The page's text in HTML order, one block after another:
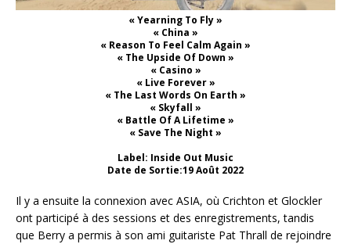
« Yearning To Fly »
« China »
« Reason To Feel Calm Again »
« The Upside Of Down »
« Casino »
« Live Forever »
« The Last Words On Earth »
« Skyfall »
« Battle Of A Lifetime »
« Save The Night »
Label: Inside Out Music
Date de Sortie:19 Août 2022
Il y a ensuite la connexion avec ASIA, où Crichton et Glockler
ont participé à des sessions et des enregistrements, tandis
que Berry a permis à son ami guitariste Pat Thrall de rejoindre